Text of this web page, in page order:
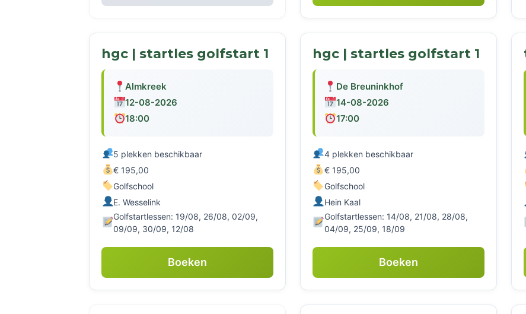
hgc | startles golfstart 1
Almkreek
12-08-2026
18:00
5 plekken beschikbaar
€ 195,00
Golfschool
E. Wesselink
Golfstartlessen: 19/08, 26/08, 02/09,
09/09, 30/09, 12/08
Boeken
hgc | startles golfstart 1
De Breuninkhof
14-08-2026
17:00
4 plekken beschikbaar
€ 195,00
Golfschool
Hein Kaal
Golfstartlessen: 14/08, 21/08, 28/08,
04/09, 25/09, 18/09
Boeken